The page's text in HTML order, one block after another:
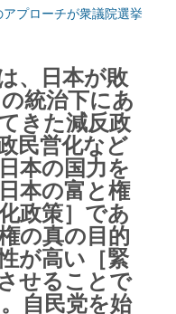
プローチが衆議院選挙
、日本が敗
統治下にあ
きた減反政
民営化など
本の国力を
本の富と権
政策］であ
の真の目的
が高い［緊
せることで
自民党を始